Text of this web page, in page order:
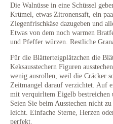
Die Walnüsse in eine Schüssel
Krümel, etwas Zitronensaft, ein
Ziegenfrischkäse dazugeben und
Etwas von dem noch warmen
und Pfeffer würzen. Restliche
Für die Blätterteigplätzchen die
Keksausstechern Figuren
wenig ausrollen, weil die Cräcker
Zeitmangel darauf verzichtet. Auf
mit verquirltem Eigelb bestreichen
Seien Sie beim Ausstechen nicht
leicht. Einfache Sterne, Herzen
perfekt.